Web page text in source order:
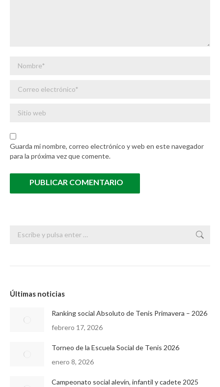
Guarda mi nombre, correo electrónico y web en este navegador
para la próxima vez que comente.
PUBLICAR COMENTARIO
Buscar:
Últimas noticias
Ranking social Absoluto de Tenis Primavera – 2026
febrero 17, 2026
Torneo de la Escuela Social de Tenis 2026
enero 8, 2026
Campeonato social alevín, infantil y cadete 2025